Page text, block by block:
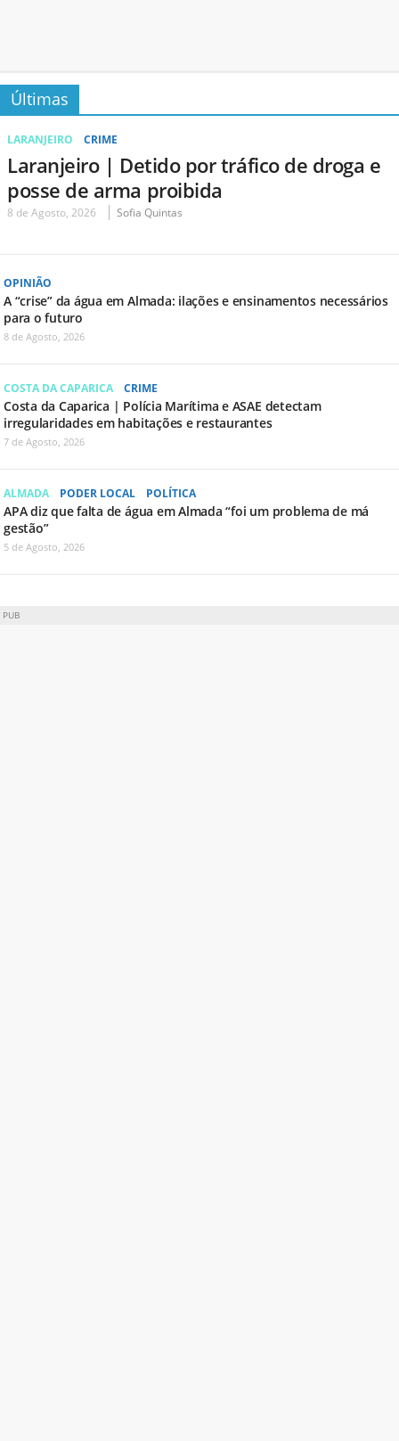
Últimas
LARANJEIRO CRIME
Laranjeiro | Detido por tráfico de droga e
posse de arma proibida
8 de Agosto, 2026 Sofia Quintas
OPINIÃO
A “crise” da água em Almada: ilações e ensinamentos necessários
para o futuro
8 de Agosto, 2026
COSTA DA CAPARICA CRIME
Costa da Caparica | Polícia Marítima e ASAE detectam
irregularidades em habitações e restaurantes
7 de Agosto, 2026
ALMADA PODER LOCAL POLÍTICA
APA diz que falta de água em Almada “foi um problema de má
gestão”
5 de Agosto, 2026
PUB